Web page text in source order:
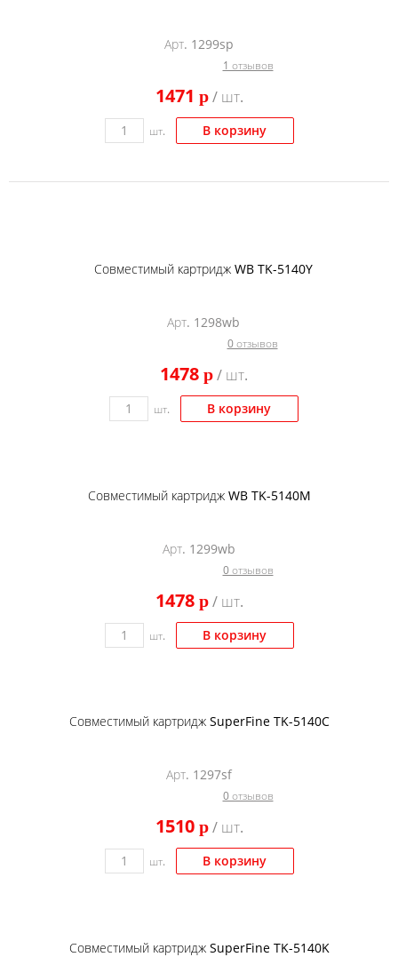
Арт. 1299sp
1 отзывов
1471 p/ шт.
шт. В корзину
Совместимый картридж WB TK-5140Y
Арт. 1298wb
0 отзывов
1478 p/ шт.
шт. В корзину
Совместимый картридж WB TK-5140M
Арт. 1299wb
0 отзывов
1478 p/ шт.
шт. В корзину
Совместимый картридж SuperFine TK-5140C
Арт. 1297sf
0 отзывов
1510 p/ шт.
шт. В корзину
Совместимый картридж SuperFine TK-5140K